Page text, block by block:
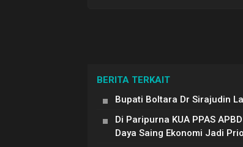
BERITA TERKAIT
Bupati Boltara Dr Sirajudin
Di Paripurna KUA PPAS
Daya Saing Ekonomi Jadi